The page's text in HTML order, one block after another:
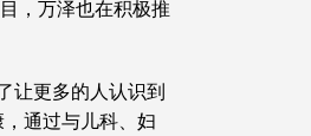
，万泽也在积极推
让更多的人认识到
通过与儿科、妇